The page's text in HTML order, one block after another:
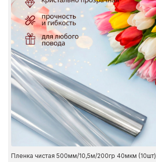
Пленка чистая 500мм/10,5м/200гр 40мкм (10шт)